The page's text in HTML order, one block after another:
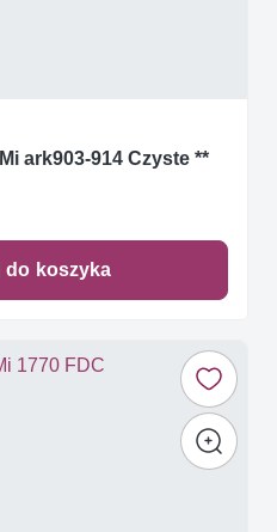
ark903-914 Czyste **
do koszyka